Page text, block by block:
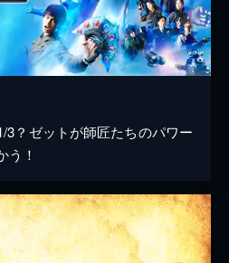
3？ゼットが師匠たちのパワー
う！